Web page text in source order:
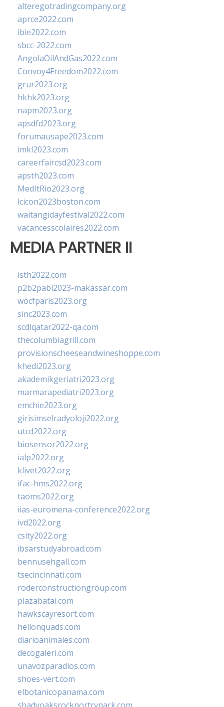
alteregotradingcompany.org
aprce2022.com
ibie2022.com
sbcc-2022.com
AngolaOilAndGas2022.com
Convoy4Freedom2022.com
grur2023.org
hkhk2023.org
napm2023.org
apsdfd2023.org
forumausape2023.com
imkl2023.com
careerfaircsd2023.com
apsth2023.com
MedItRio2023.org
lcicon2023boston.com
waitangidayfestival2022.com
vacancesscolaires2022.com
MEDIA PARTNER II
isth2022.com
p2b2pabi2023-makassar.com
wocfparis2023.org
sinc2023.com
scdlqatar2022-qa.com
thecolumbiagrill.com
provisionscheeseandwineshoppe.com
khedi2023.org
akademikgeriatri2023.org
marmarapediatri2023.org
emchie2023.org
girisimselradyoloji2022.org
utcd2022.org
biosensor2022.org
ialp2022.org
klivet2022.org
ifac-hms2022.org
taoms2022.org
iias-euromena-conference2022.org
ivd2022.org
csity2022.org
ibsarstudyabroad.com
bennusehgall.com
tsecincinnati.com
roderconstructiongroup.com
plazabatai.com
hawkscayresort.com
hellonquads.com
diarioanimales.com
decogaleri.com
unavozparadios.com
shoes-vert.com
elbotanicopanama.com